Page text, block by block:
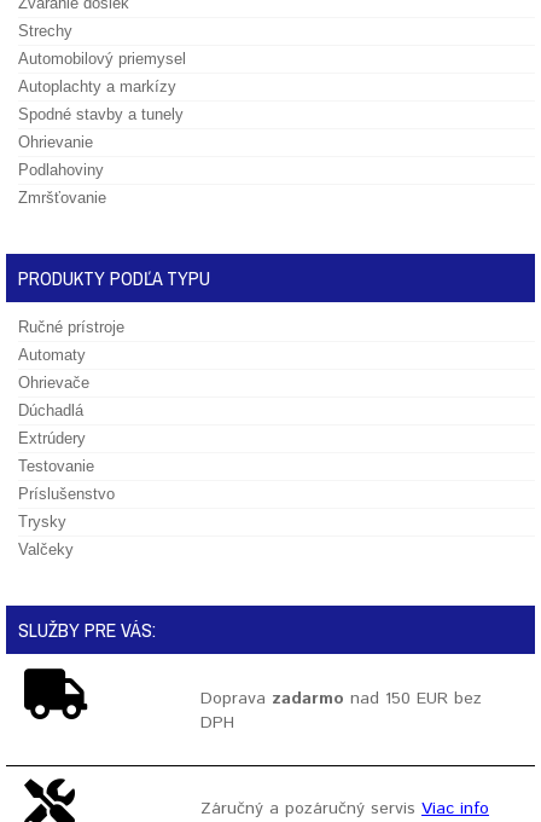
Strechy
Automobilový priemysel
Autoplachty a markízy
Spodné stavby a tunely
Ohrievanie
Podlahoviny
Zmršťovanie
PRODUKTY PODĽA TYPU
Ručné prístroje
Automaty
Ohrievače
Dúchadlá
Extrúdery
Testovanie
Príslušenstvo
Trysky
Valčeky
SLUŽBY PRE VÁS:
Doprava zadarmo nad 150 EUR bez
DPH
Záručný a pozáručný servis Viac info